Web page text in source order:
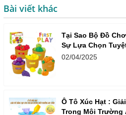
Bài viết khác
Tại Sao Bộ Đồ
Sự Lựa Chọn
02/04/2025
Ô Tô Xúc Hạt :
Trong Môi Trường